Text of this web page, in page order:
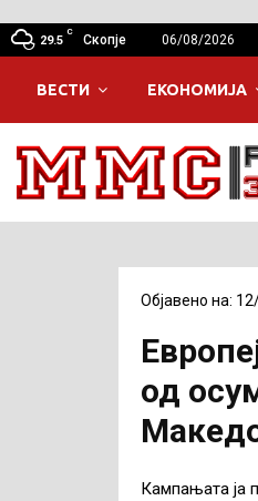
29.5
C
Скопје 06/08/2026
ВЕСТИ ЕКОНОМИЈА
Објавено на:
од
Кампањата ја